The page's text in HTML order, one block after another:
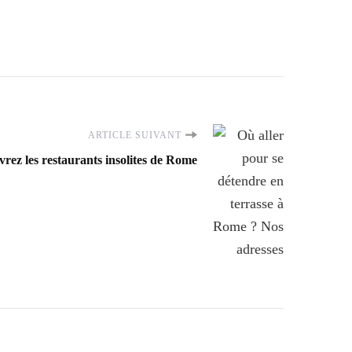
ARTICLE SUIVANT
les restaurants insolites de Rome